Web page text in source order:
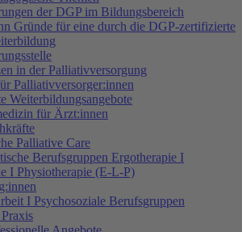
der DGP im Bildungsbereich
Gründe für eine durch die DGP-zertifizierte
in der Palliativversorgung
Palliativversorger:innen
Weiterbildungsangebote
für Ärzt:innen
Palliative Care
Berufsgruppen Ergotherapie I
I Physiotherapie (E-L-P)
I Psychosoziale Berufsgruppen